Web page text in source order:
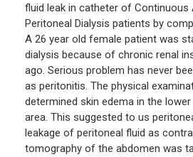
fluid leak in catheter of Continuous
Peritoneal Dialysis patients by
A 26 year old female patient was
dialysis because of chronic renal
ago. Serious problem has never
as peritonitis. The physical
determined skin edema in the
area. This suggested to us
leakage of peritoneal fluid as
tomography of the abdomen was